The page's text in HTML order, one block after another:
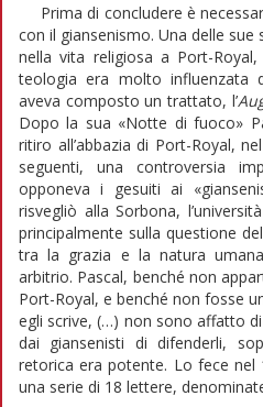
Prima di concludere è
con il giansenismo. Una delle sue
nella vita religiosa a Port-
teologia era molto influenzata
aveva composto un trattato, l’
Dopo la sua «Notte di fuoco»
ritiro all’abbazia di Port-Royal,
seguenti, una controversia
opponeva i gesuiti ai
risvegliò alla Sorbona,
principalmente sulla questione
tra la grazia e la natura
arbitrio. Pascal, benché non
Port-Royal, e benché non fosse
egli scrive, (…) non sono affatto
dai giansenisti di difenderli,
retorica era potente. Lo fece nel
una serie di 18 lettere,